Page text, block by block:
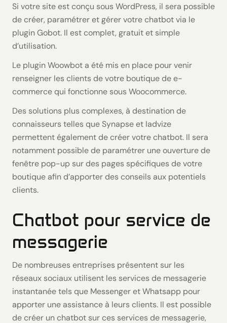
Si votre site est conçu sous WordPress, il sera possible
de créer, paramétrer et gérer votre chatbot via le
plugin Gobot. Il est complet, gratuit et simple
d’utilisation.
Le plugin Woowbot a été mis en place pour venir
renseigner les clients de votre boutique de e-
commerce qui fonctionne sous Woocommerce.
Des solutions plus complexes, à destination de
connaisseurs telles que Synapse et Iadvize
permettent également de créer votre chatbot. Il sera
notamment possible de paramétrer une ouverture de
fenêtre pop-up sur des pages spécifiques de votre
boutique afin d’apporter des conseils aux potentiels
clients.
Chatbot pour service de
messagerie
De nombreuses entreprises présentent sur les
réseaux sociaux utilisent les services de messagerie
instantanée tels que Messenger et Whatsapp pour
apporter une assistance à leurs clients. Il est possible
de créer un chatbot sur ces services de messagerie,